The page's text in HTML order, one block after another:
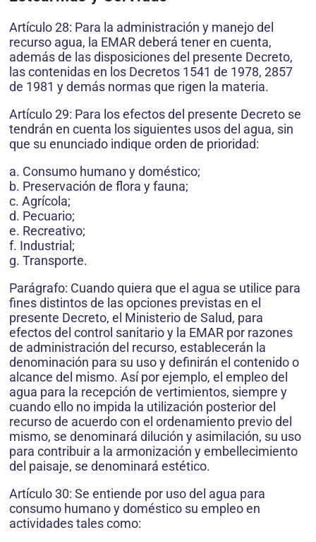
Artículo 28: Para la administración y manejo del
recurso agua, la EMAR deberá tener en cuenta,
además de las disposiciones del presente Decreto,
las contenidas en los Decretos 1541 de 1978, 2857
de 1981 y demás normas que rigen la materia.
Artículo 29: Para los efectos del presente Decreto se
tendrán en cuenta los siguientes usos del agua, sin
que su enunciado indique orden de prioridad:
a. Consumo humano y doméstico;
b. Preservación de flora y fauna;
c. Agrícola;
d. Pecuario;
e. Recreativo;
f. Industrial;
g. Transporte.
Parágrafo: Cuando quiera que el agua se utilice para
fines distintos de las opciones previstas en el
presente Decreto, el Ministerio de Salud, para
efectos del control sanitario y la EMAR por razones
de administración del recurso, establecerán la
denominación para su uso y definirán el contenido o
alcance del mismo. Así por ejemplo, el empleo del
agua para la recepción de vertimientos, siempre y
cuando ello no impida la utilización posterior del
recurso de acuerdo con el ordenamiento previo del
mismo, se denominará dilución y asimilación, su uso
para contribuir a la armonización y embellecimiento
del paisaje, se denominará estético.
Artículo 30: Se entiende por uso del agua para
consumo humano y doméstico su empleo en
actividades tales como: